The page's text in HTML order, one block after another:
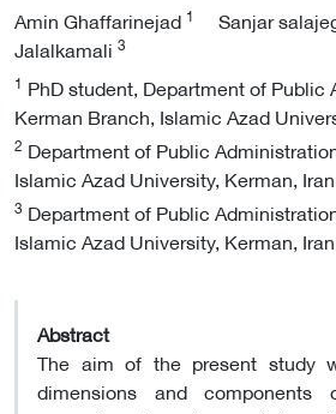
Amin Ghaffarinejad 1 Sanjar
Jalalkamali 3
1 PhD student, Department of Public
Kerman Branch, Islamic Azad
2 Department of Public
Islamic Azad University, Kerman, Iran
3 Department of Public
Islamic Azad University, Kerman,
Abstract
The aim of the present study
dimensions and